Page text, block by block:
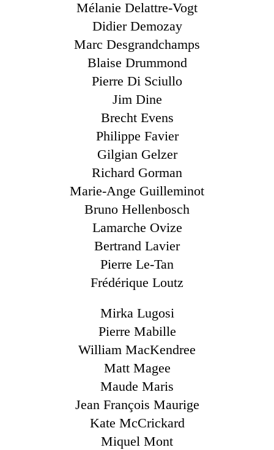
Mélanie Delattre-Vogt
Didier Demozay
Marc Desgrandchamps
Blaise Drummond
Pierre Di Sciullo
Jim Dine
Brecht Evens
Philippe Favier
Gilgian Gelzer
Richard Gorman
Marie-Ange Guilleminot
Bruno Hellenbosch
Lamarche Ovize
Bertrand Lavier
Pierre Le-Tan
Frédérique Loutz
Mirka Lugosi
Pierre Mabille
William MacKendree
Matt Magee
Maude Maris
Jean François Maurige
Kate McCrickard
Miquel Mont